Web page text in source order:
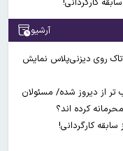
آرشیو
روی دیزنی‌پلاس نمایش
تر از دیروز شده/ مسئولان
کرده اند؟